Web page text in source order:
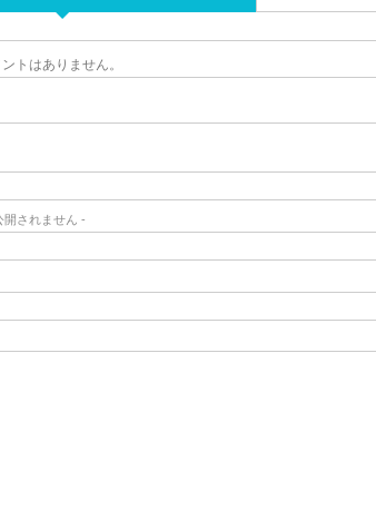
トはありません。
開されません -